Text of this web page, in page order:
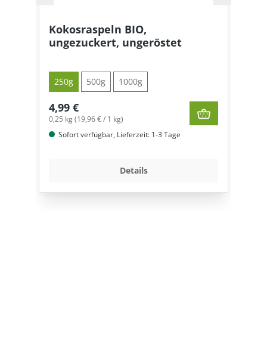
Kokosraspeln BIO,
ungezuckert, ungeröstet
250g 500g 1000g
4,99 €
0,25 kg (19,96 € / 1 kg)
Sofort verfügbar, Lieferzeit: 1-3 Tage
Details